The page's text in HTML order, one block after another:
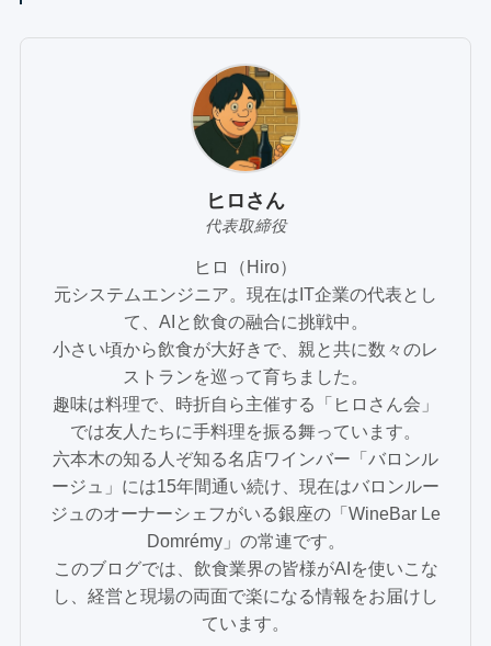
ヒロさん
代表取締役
ヒロ（Hiro）
元システムエンジニア。現在はIT企業の代表とし
て、AIと飲食の融合に挑戦中。
小さい頃から飲食が大好きで、親と共に数々のレ
ストランを巡って育ちました。
趣味は料理で、時折自ら主催する「ヒロさん会」
では友人たちに手料理を振る舞っています。
六本木の知る人ぞ知る名店ワインバー「バロンル
ージュ」には15年間通い続け、現在はバロンルー
ジュのオーナーシェフがいる銀座の「WineBar Le
Domrémy」の常連です。
このブログでは、飲食業界の皆様がAIを使いこな
し、経営と現場の両面で楽になる情報をお届けし
ています。